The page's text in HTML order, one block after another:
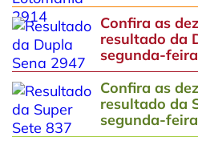
Confira as
resultado da
segunda-
Confira as
resultado da
segunda-